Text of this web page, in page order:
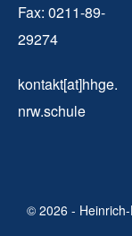
Fax: 0211-89-
29274
kontakt[at]hhge.
nrw.schule
© 2026 -